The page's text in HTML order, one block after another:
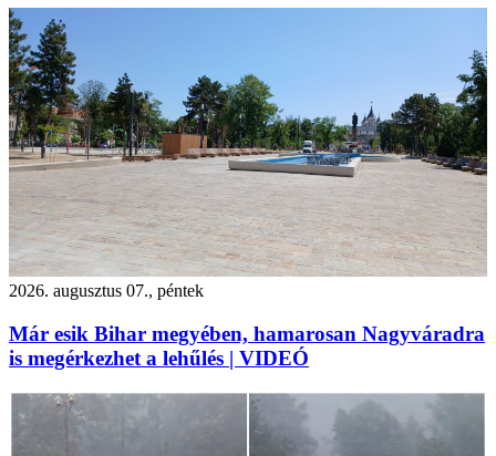
2026. augusztus 07., péntek
Már esik Bihar megyében, hamarosan Nagyváradra
is megérkezhet a lehűlés | VIDEÓ